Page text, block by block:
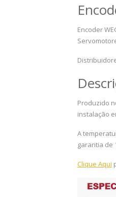
Encoder
Produzido
instalação
A
garantia de
Clique Aqui